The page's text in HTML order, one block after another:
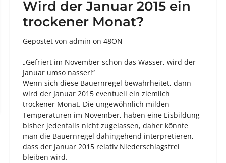
Wird der Januar 2015 ein
trockener Monat?
Gepostet von admin on 48ON
„Gefriert im November schon das Wasser, wird der
Januar umso nasser!“
Wenn sich diese Bauernregel bewahrheitet, dann
wird der Januar 2015 eventuell ein ziemlich
trockener Monat. Die ungewöhnlich milden
Temperaturen im November, haben eine Eisbildung
bisher jedenfalls nicht zugelassen, daher könnte
man die Bauernregel dahingehend interpretieren,
dass der Januar 2015 relativ Niederschlagsfrei
bleiben wird.